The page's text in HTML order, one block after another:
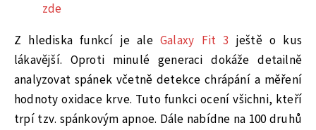
zde
Z hlediska funkcí je aleGalaxy Fit 3 ještě o kus
lákavější. Oproti minulé generaci dokáže detailně
analyzovat spánek včetně detekce chrápání a měření
hodnoty oxidace krve. Tuto funkci ocení všichni, kteří
trpí tzv. spánkovým apnoe. Dále nabídne na 100 druhů